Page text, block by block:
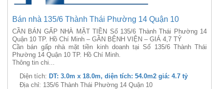
Bán nhà 135/6 Thành Thái Phường 14 Quận 10
CẦN BÁN GẤP NHÀ MẶT TIỀN Số 135/6 Thành Thái Phường 14
Quận 10 TP. Hồ Chí Minh – GẦN BỆNH VIỆN – GIÁ 4,7 TỶ
Cần bán gấp nhà mặt tiền kinh doanh tại Số 135/6 Thành Thái
Phường 14 Quận 10 TP. Hồ Chí Minh.
Thông tin chi...
Diện tích: DT: 3.0m x 18.0m, diện tích: 54.0m2 giá: 4.7 tỷ
Địa chỉ: 135/6 Thành Thái Phường 14 Quận 10